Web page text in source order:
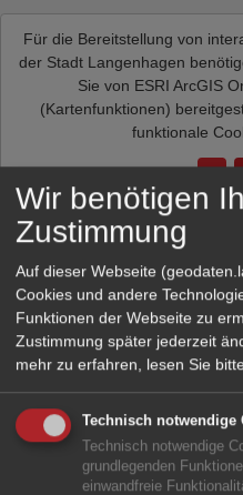
Für die Bereitstellung von
der Stadt Langenhagen
Sie von ESRI ArcGIS
(Kartenfunktionen)
funktionale
Ja
Wir benötigen
Zustimmung
Auf dieser Webseite
Cookies und andere
Funktionen der Webseite zu
Zustimmung später jederzeit
mehr zu erfahren, lesen Sie
Technisch notwendige
Technisch notwendige
grundlegenden
einwandfreie